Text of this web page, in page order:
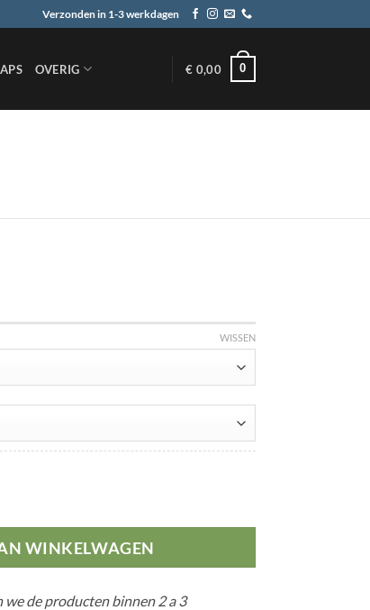
Verzonden in 1-3 werkdagen
OVERIG € 0,00 0
WISSEN
WINKELWAGEN
we de producten binnen 2 a 3